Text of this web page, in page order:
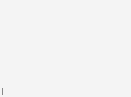
|